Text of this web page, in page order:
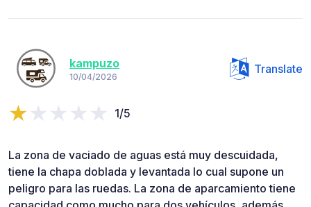
kampuzo
10/04/2026
Translate
1/5
La zona de vaciado de aguas está muy descuidada,
tiene la chapa doblada y levantada lo cual supone un
peligro para las ruedas. La zona de aparcamiento tiene